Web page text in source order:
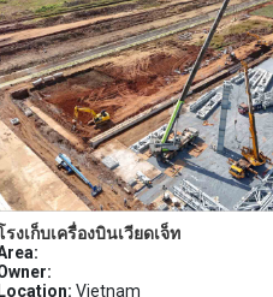
รงเก็บเครื่องบินเวียดเจ็ท
Location: Vietnam